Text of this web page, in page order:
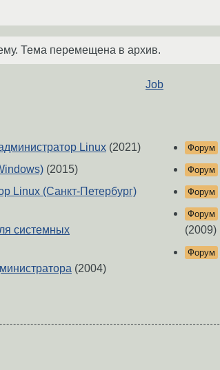
Тема перемещена в архив.
Job
Linux (2021)
(2015)
Linux (Санкт-Петербург)
системных
(2004)
Форум
Форум
Форум
Форум
(2009)
Форум